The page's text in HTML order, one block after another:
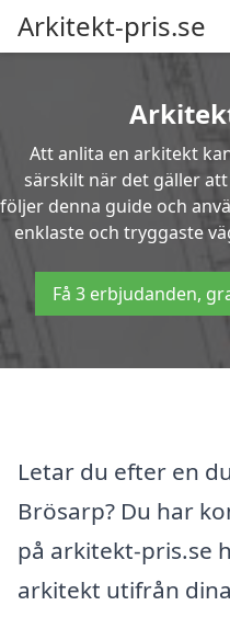
Arkitekt-pris.se
Att anlita en arkitekt
särskilt när det gäller
följer denna guide och
enklaste och tryggaste
Få 3 erbjudanden,
Letar du efter en
Brösarp? Du har
på arkitekt-pris.se
arkitekt utifrån